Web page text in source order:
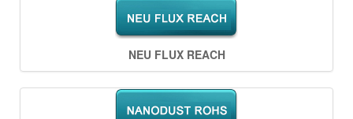
NEU FLUX REACH